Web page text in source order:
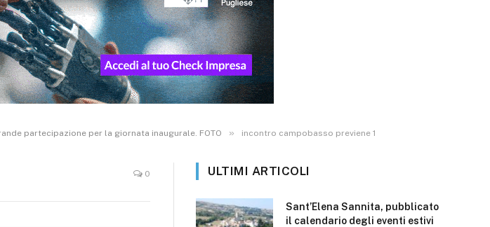
partecipazione per la giornata inaugurale. FOTO » incontro campobasso previene 1
0 ULTIMI ARTICOLI
Sant’Elena Sannita, pubblicato
il calendario degli eventi estivi